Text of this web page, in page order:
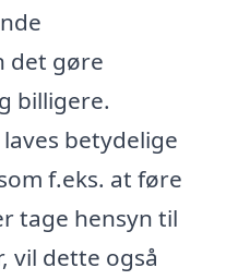
det gøre
billigere.
betydelige
f.eks. at føre
tage hensyn til
vil dette også